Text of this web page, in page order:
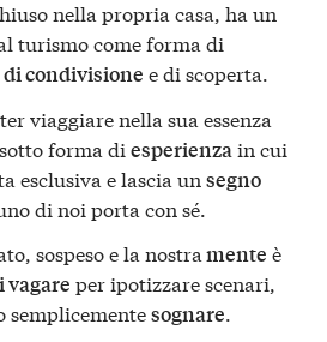
nella propria casa, ha un
turismo come forma di
condivisione e di scoperta.
viaggiare nella sua essenza
forma diesperienza in cui
esclusiva e lascia unsegno
di noi porta con sé.
sospeso e la nostra mente è
vagare per ipotizzare scenari,
semplicementesognare.